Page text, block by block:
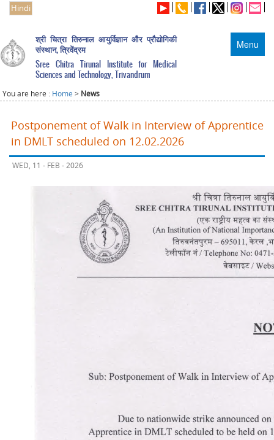
Hindi
Menu
श्री चित्रा तिरुनाल आयुर्विज्ञान और प्रौद्योगिकी
संस्थान, त्रिवेंद्रम
Sree Chitra Tirunal Institute for Medical
Sciences and Technology, Trivandrum
You are here : Home > News
Postponement of Walk in Interview of Apprentice
in DMLT scheduled on 12.02.2026
WED, 11 - FEB - 2026